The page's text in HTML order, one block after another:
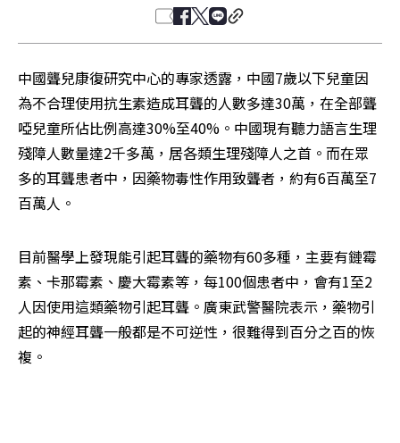
中國聾兒康復研究中心的專家透露，中國7歲以下兒童因
為不合理使用抗生素造成耳聾的人數多達30萬，在全部聾
啞兒童所佔比例高達30%至40%。中國現有聽力語言生理
殘障人數量達2千多萬，居各類生理殘障人之首。而在眾
多的耳聾患者中，因藥物毒性作用致聾者，約有6百萬至7
百萬人。
目前醫學上發現能引起耳聾的藥物有60多種，主要有鏈霉
素、卡那霉素、慶大霉素等，每100個患者中，會有1至2
人因使用這類藥物引起耳聾。廣東武警醫院表示，藥物引
起的神經耳聾一般都是不可逆性，很難得到百分之百的恢
複。